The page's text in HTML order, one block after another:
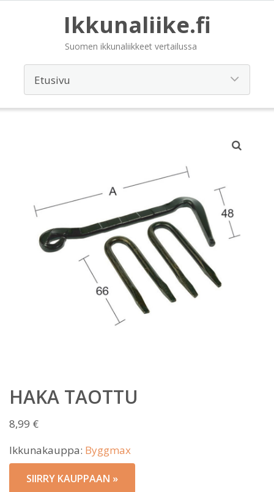
Ikkunaliike.fi
Suomen ikkunaliikkeet vertailussa
HAKA TAOTTU
8,99 €
Ikkunakauppa: Byggmax
SIIRRY KAUPPAAN »